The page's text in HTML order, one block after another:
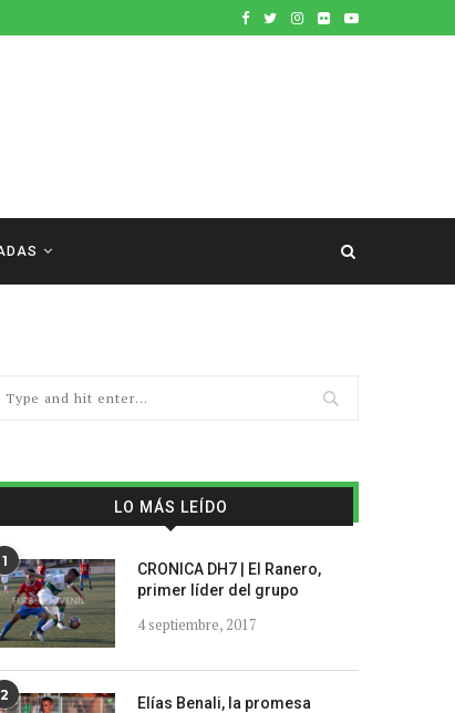
LO MÁS LEÍDO
1
CRONICA DH7 | El Ranero,
primer líder del grupo
4 septiembre, 2017
2
Elías Benali, la promesa